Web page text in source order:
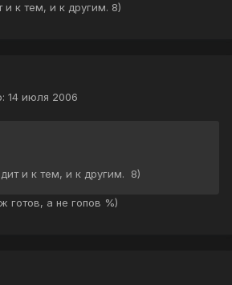
и к тем, и к другим. 8)
14 июля 2006
и к тем, и к другим. 8)
готов, а не гопов %)